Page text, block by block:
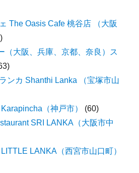
The Oasis Cafe 桃谷店 （大阪
（大阪、兵庫、京都、奈良）ス
ンカ Shanthi Lanka （宝塚市山
（神戸市）
(60)
SRI LANKA（大阪市中
LANKA（西宮市山口町）